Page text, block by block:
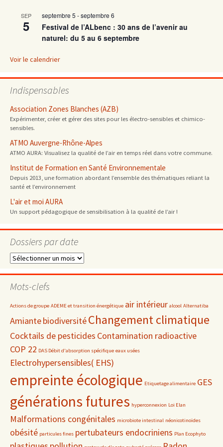
SEP
5
septembre 5 -septembre 6
Festival de l’ALbenc : 30 ans de l’avenir au
naturel: du 5 au 6 septembre
Voir le calendrier
Indispensables
Association Zones Blanches (AZB)
Expérimenter, créer et gérer des sites pour les électro-sensibles et chimico-
sensibles.
ATMO Auvergne-Rhône-Alpes
ATMO AURA: Visualisez la qualité de l’air en temps réel dans votre commune.
Institut de Formation en Santé Environnementale
Depuis 2013, une formation abordant l’ensemble des thématiques reliant la
santé et l’environnement
L'air et moi AURA
Un support pédagogique de sensibilisation à la qualité de l’air !
Dossiers par date
Dossiers
date
Mots-clefs
Actions de groupe ADEME et transition énergétique air intérieur alcool Alternatiba
AmiantebiodiversitéChangement climatique
Cocktails de pesticides Contamination radioactive
COP 22 DAS Débit d'absorption spécifique eaux usées
Electrohypersensibles( EHS)
empreinte écologique Etiquetage alimentaire GES
générations futures hyperconnexion Loi Elan
Malformations congénitales microbiote intestinal néonicotinoïdes
obésité particules fines pertubateurs endocriniens Plan Ecophyto